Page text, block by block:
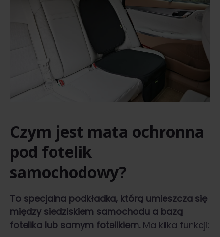
Czym jest mata ochronna
pod fotelik
samochodowy?
To specjalna podkładka, którą umieszcza się
między siedziskiem samochodu a bazą
fotelika lub samym fotelikiem. Ma kilka funkcji: